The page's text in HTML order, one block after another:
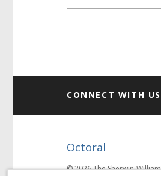
CONNECT WITH US
Octoral
© 2026 The Sherwin-